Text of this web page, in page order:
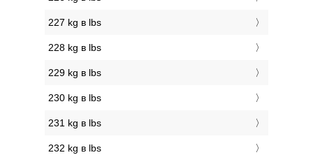
227 kg в lbs
228 kg в lbs
229 kg в lbs
230 kg в lbs
231 kg в lbs
232 kg в lbs